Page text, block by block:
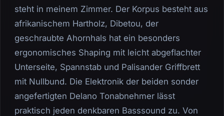
steht in meinem Zimmer. Der Korpus besteht aus
afrikanischem Hartholz, Dibetou, der
geschraubte Ahornhals hat ein besonders
ergonomisches Shaping mit leicht abgeflachter
Unterseite, Spannstab und Palisander Griffbrett
mit Nullbund. Die Elektronik der beiden sonder
angefertigten Delano Tonabnehmer lässt
praktisch jeden denkbaren Basssound zu. Von